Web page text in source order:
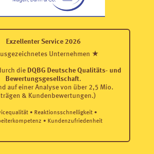
Exzellenter Service 2026
Unternehmen ★
die DQBG Deutsche Qualitäts- und
Bewertungsgesellschaft.
auf einer Analyse von über 2,5 Mio.
& Kundenbewertungen.)
• Reaktionsschnelligkeit •
• Kundenzufriedenheit